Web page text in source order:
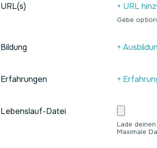
URL(s) + URL
Gebe
Bildung +
Erfahrungen +
Lebenslauf-Datei
Lade
Maximale